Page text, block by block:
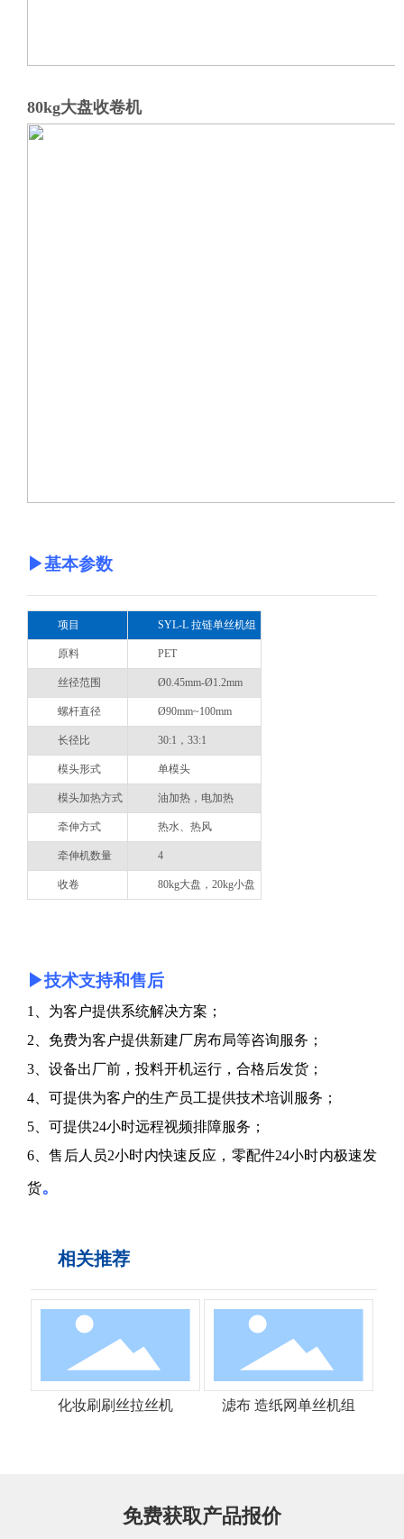
80kg大盘收卷机
▶基本参数
项目 SYL-L 拉链单丝机组
原料 PET
丝径范围 Ø0.45mm-Ø1.2mm
螺杆直径 Ø90mm~100mm
长径比 30:1，33:1
模头形式 单模头
模头加热方式 油加热，电加热
牵伸方式 热水、热风
牵伸机数量 4
收卷 80kg大盘，20kg小盘
▶技术支持和售后
1
、为客户提供系统解决方案；
2 、免费为客户提供新建厂房布局等咨询服务；
3 、设备出厂前，投料开机运行，合格后发货；
4 、可提供为客户的生产员工提供技术培训服务；
5 、可提供24小时远程视频排障服务；
6 、售后人员2小时内快速反应，零配件24小时内极速发
货。
相关推荐
化妆刷刷丝拉丝机 滤布 造纸网单丝机组
免费获取产品报价